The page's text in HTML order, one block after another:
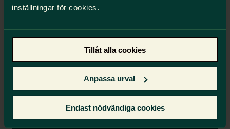
inställningar för cookies.
Tillåt alla cookies
Anpassa urval
Endast nödvändiga cookies
Sveriges viktigaste valkompass
Få koll inför valet! Svara på frågor omvardu
står i skolfrågor och jämfördina svar
partiernas politik.